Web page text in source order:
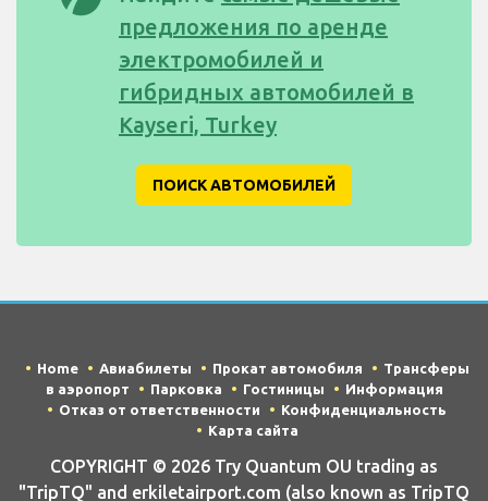
предложения по аренде
электромобилей и
гибридных автомобилей в
Kayseri, Turkey
ПОИСК АВТОМОБИЛЕЙ
Home Авиабилеты Прокат автомобиля
Трансферы
в аэропорт
Парковка Гостиницы
Информация
Отказ от ответственности
Конфиденциальность
Карта сайта
COPYRIGHT © 2026 Try Quantum OU trading as
"TripTQ" and erkiletairport.com (also known as TripTQ